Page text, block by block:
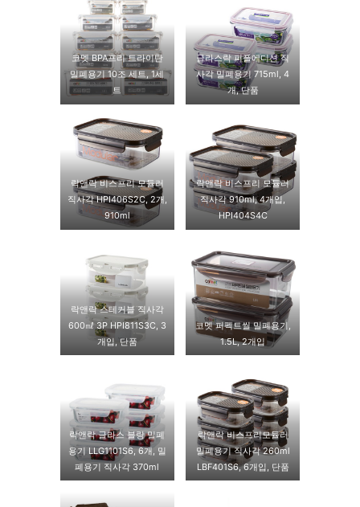
코멧 BPA프리 트라이탄
밀폐용기 10조 세트, 1세
트
글라스락 퍼플에디션 직
사각 밀폐용기 715ml, 4
개, 단품
락앤락 비스프리 모듈러
직사각 HPI406S2C, 2개,
910ml
락앤락 비스프리 모듈러
직사각 910ml, 4개입,
HPI404S4C
락앤락 스테커블 직사각
600㎖ 3P HPI811S3C, 3
개입, 단품
코멧 퍼펙트씰 밀폐용기,
1.5L, 2개입
락앤락 글라스 블랑 밀폐
용기 LLG1101S6, 6개, 밀
폐용기 직사각 370ml
락앤락 비스프리모듈러
밀폐용기 직사각 260ml
LBF401S6, 6개입, 단품